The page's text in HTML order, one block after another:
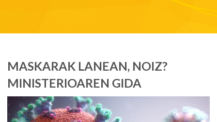
MASKARAK LANEAN, NOIZ?
MINISTERIOAREN GIDA